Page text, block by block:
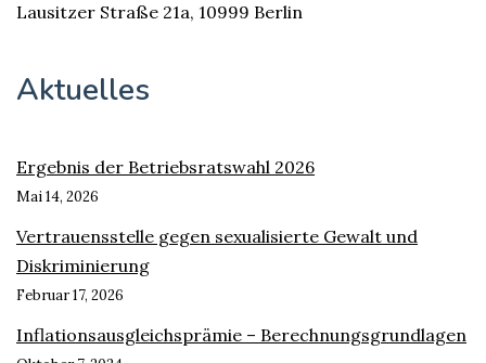
Lausitzer Straße 21a, 10999 Berlin
Aktuelles
Ergebnis der Betriebsratswahl 2026
Mai 14, 2026
Vertrauensstelle gegen sexualisierte Gewalt und
Diskriminierung
Februar 17, 2026
Inflationsausgleichsprämie – Berechnungsgrundlagen